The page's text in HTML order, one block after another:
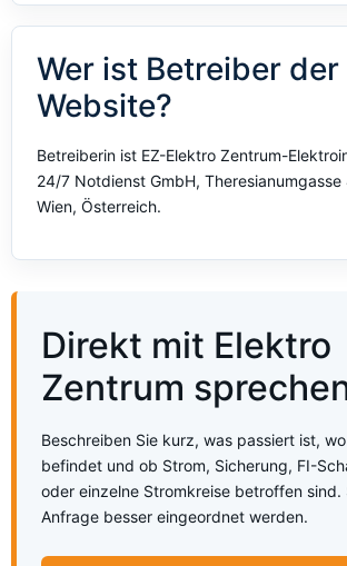
Wer ist Betreiber der
Website?
Betreiberin ist EZ-Elektro Zentrum-
24/7 Notdienst GmbH,
Wien, Österreich.
Direkt mit Elektro
Zentrum
Beschreiben Sie kurz, was passiert ist,
befindet und ob Strom, Sicherung, FI-
oder einzelne Stromkreise betroffen sind.
Anfrage besser eingeordnet werden.